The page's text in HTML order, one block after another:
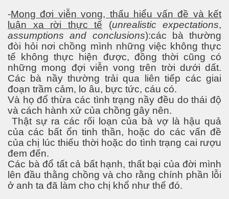
-Mong đợi viễn vong, thấu hiểu vấn đề và kết
luận xa rời thực tế (unrealistic expectations,
assumptions and conclusions):các bà thường
đòi hỏi nơi chồng mình những việc không thực
tế không thực hiện được, đồng thời cũng có
những mong đợi viễn vong trên trời dưới dất.
Các bà nầy thường trải qua liên tiếp các giai
đoạn trầm cảm, lo âu, bực tức, cáu có.
Và họ đổ thừa các tình trạng nầy đều do thái độ
và cách hành xử của chồng gây nên.
Thật sự ra các rối loạn của bà vợ là hậu quả
của các bất ổn tinh thần, hoặc do các vấn đề
của chị lúc thiếu thời hoặc do tình trạng cai rượu
đem đến.
Các bà đổ tất cả bất hạnh, thất bại của đời mình
lên đầu thằng chồng và cho rằng chính phần lỗi
ở anh ta đã làm cho chị khổ như thế đó.
nghệ thẩm mỹ